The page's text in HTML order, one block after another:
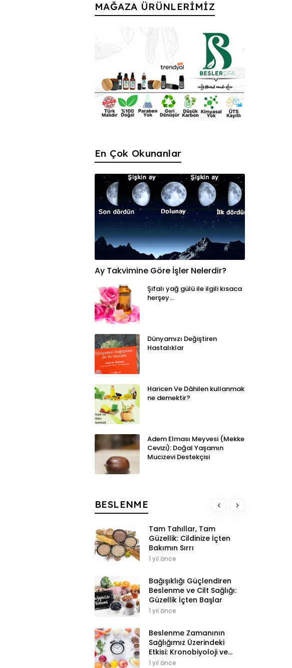
MAĞAZA ÜRÜNLERİMİZ
En Çok Okunanlar
Ay Takvimine Göre İşler Nelerdir?
Şifalı yağ gülü ile ilgili kısaca
herşey...
Dünyamızı Değiştiren
Hastalıklar
Haricen Ve Dâhilen kullanmak
ne demektir?
Adem Elması Meyvesi (Mekke
Cevizi): Doğal Yaşamın
Mucizevi Destekçisi
BESLENME
Tam Tahıllar, Tam
Güzellik: Cildinize İçten
Bakımın Sırrı
1 yıl önce
Bağışıklığı Güçlendiren
Beslenme ve Cilt Sağlığı:
Güzellik İçten Başlar
1 yıl önce
Beslenme Zamanının
Sağlığımız Üzerindeki
Etkisi: Kronobiyoloji ve
Sirkadiyen Ritim
1 yıl önce